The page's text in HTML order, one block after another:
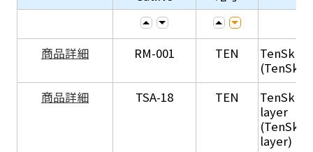
商品詳細 RM-001 TEN
TenSkin
(TenSkin
商品詳細 TSA-18 TEN
TenSkin
layer
(TenSkin
layer)